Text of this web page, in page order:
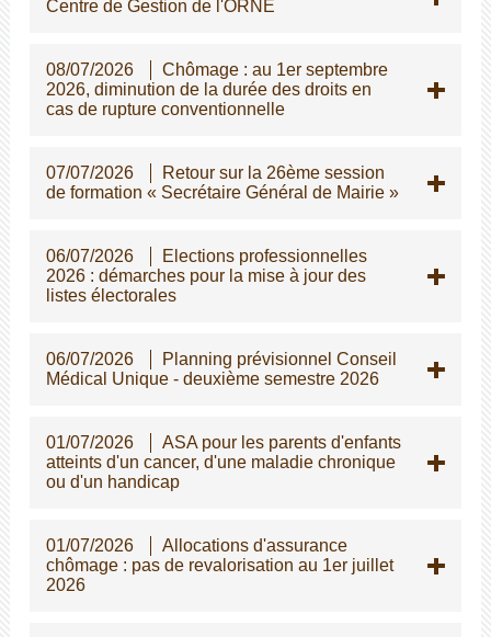
Centre de Gestion de l'ORNE
08/07/2026
Chômage : au 1er septembre
2026, diminution de la durée des droits en
cas de rupture conventionnelle
07/07/2026
Retour sur la 26ème session
de formation « Secrétaire Général de Mairie »
06/07/2026
Elections professionnelles
2026 : démarches pour la mise à jour des
listes électorales
06/07/2026
Planning prévisionnel Conseil
Médical Unique - deuxième semestre 2026
01/07/2026
ASA pour les parents d'enfants
atteints d'un cancer, d'une maladie chronique
ou d'un handicap
01/07/2026
Allocations d'assurance
chômage : pas de revalorisation au 1er juillet
2026